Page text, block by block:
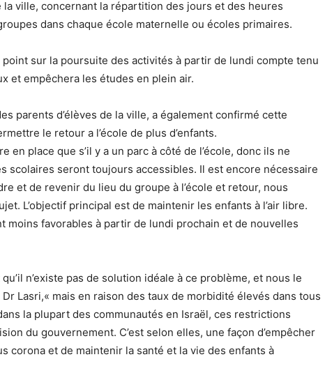
la ville, concernant la répartition des jours et des heures
dans chaque école maternelle ou écoles primaires.
sur la poursuite des activités à partir de lundi compte tenu
et empêchera les études en plein air.
parents d’élèves de la ville, a également confirmé cette
le retour a l’école de plus d’enfants.
en place que s’il y a un parc à côté de l’école, donc ils ne
scolaires seront toujours accessibles. Il est encore nécessaire
et de revenir du lieu du groupe à l’école et retour, nous
L’objectif principal est de maintenir les enfants à l’air libre.
moins favorables à partir de lundi prochain et de nouvelles
n’existe pas de solution idéale à ce problème, et nous le
Lasri,« mais en raison des taux de morbidité élevés dans tous
la plupart des communautés en Israël, ces restrictions
du gouvernement. C’est selon elles, une façon d’empêcher
corona et de maintenir la santé et la vie des enfants à